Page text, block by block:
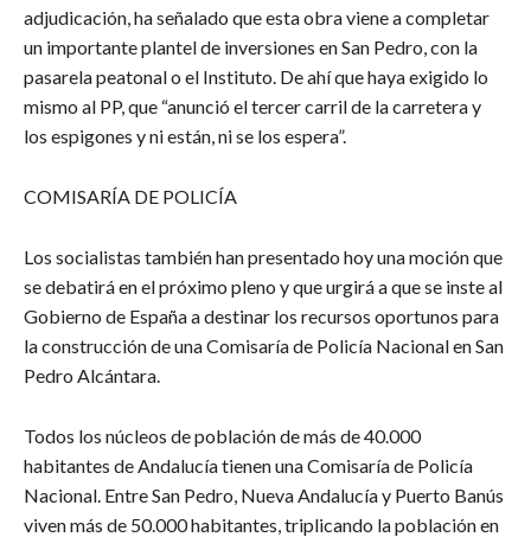
adjudicación, ha señalado que esta obra viene a completar
un importante plantel de inversiones en San Pedro, con la
pasarela peatonal o el Instituto. De ahí que haya exigido lo
mismo al PP, que “anunció el tercer carril de la carretera y
los espigones y ni están, ni se los espera”.
COMISARÍA DE POLICÍA
Los socialistas también han presentado hoy una moción que
se debatirá en el próximo pleno y que urgirá a que se inste al
Gobierno de España a destinar los recursos oportunos para
la construcción de una Comisaría de Policía Nacional en San
Pedro Alcántara.
Todos los núcleos de población de más de 40.000
habitantes de Andalucía tienen una Comisaría de Policía
Nacional. Entre San Pedro, Nueva Andalucía y Puerto Banús
viven más de 50.000 habitantes, triplicando la población en